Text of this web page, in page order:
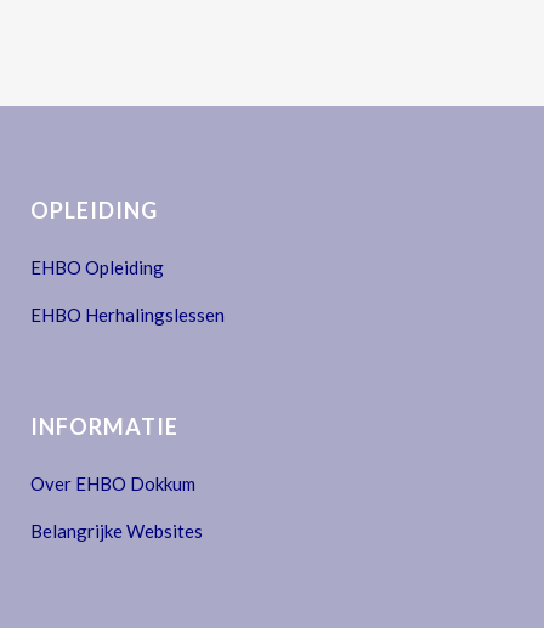
OPLEIDING
EHBO Opleiding
EHBO Herhalingslessen
INFORMATIE
Over EHBO Dokkum
Belangrijke Websites